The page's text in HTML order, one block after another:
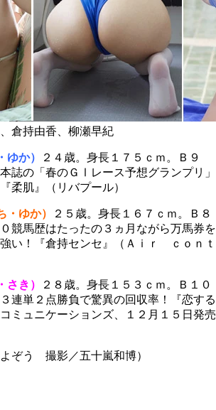
倉持由香、柳瀬早紀
か）
２４歳。身長１７５ｃｍ。Ｂ９
の「春のＧⅠレース予想グランプリ」
柔肌』（リバプール）
・ゆか）
２５歳。身長１６７ｃｍ。Ｂ８
馬歴はたったの３ヵ月ながら万馬券を
い！『倉持センセ』（Ａｉｒ ｃｏｎｔ
き）
２８歳。身長１５３ｃｍ。Ｂ１０
単２点勝負で驚異の回収率！『恋する
ミュニケーションズ、１２月１５日発売
よぞう 撮影／五十嵐和博）